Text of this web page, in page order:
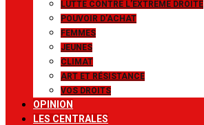
LUTTE CONTRE L’EXTRÊME DROITE
POUVOIR D’ACHAT
FEMMES
JEUNES
CLIMAT
ART ET RÉSISTANCE
VOS DROITS
OPINION
LES CENTRALES